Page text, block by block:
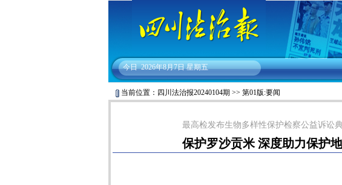
今日 2026年8月7日 星期五
当前位置： 四川法治报20240104期 >> 第01版:要闻
最高检发布生物多样性保护检察公益诉讼
保护罗沙贡米 深度助力保护